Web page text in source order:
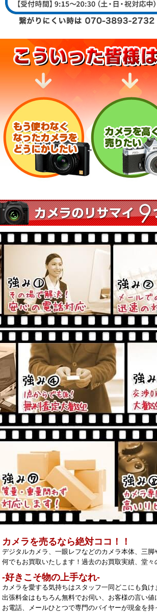
カメラを売るなら絶対ココ！！
デジタルカメラ、一眼レフなどのカメラ本体、三
何でもお買取いたします！過去のお買取実績、堂々
‐好きこそ物の上手なれ‐
カメラを愛する気持ちはスタッフ一同どこにも負け
出張料金はもちろん無料でお伺い、お客様の言い値
お電話、メールひとつで専門のバイヤーが現金を